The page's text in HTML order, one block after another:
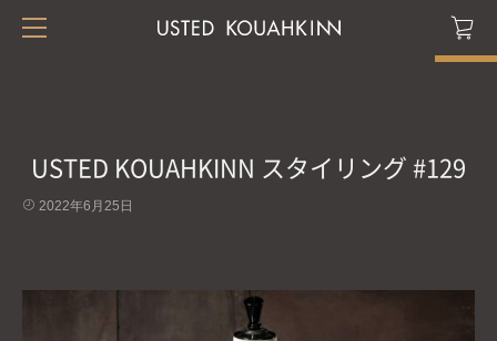
USTED KOUAHKINN スタイリング #129
2022年6月25日